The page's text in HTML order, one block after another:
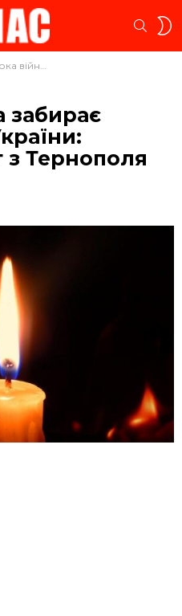
України: загинув солдат з Тернополя
забирає
з Тернополя